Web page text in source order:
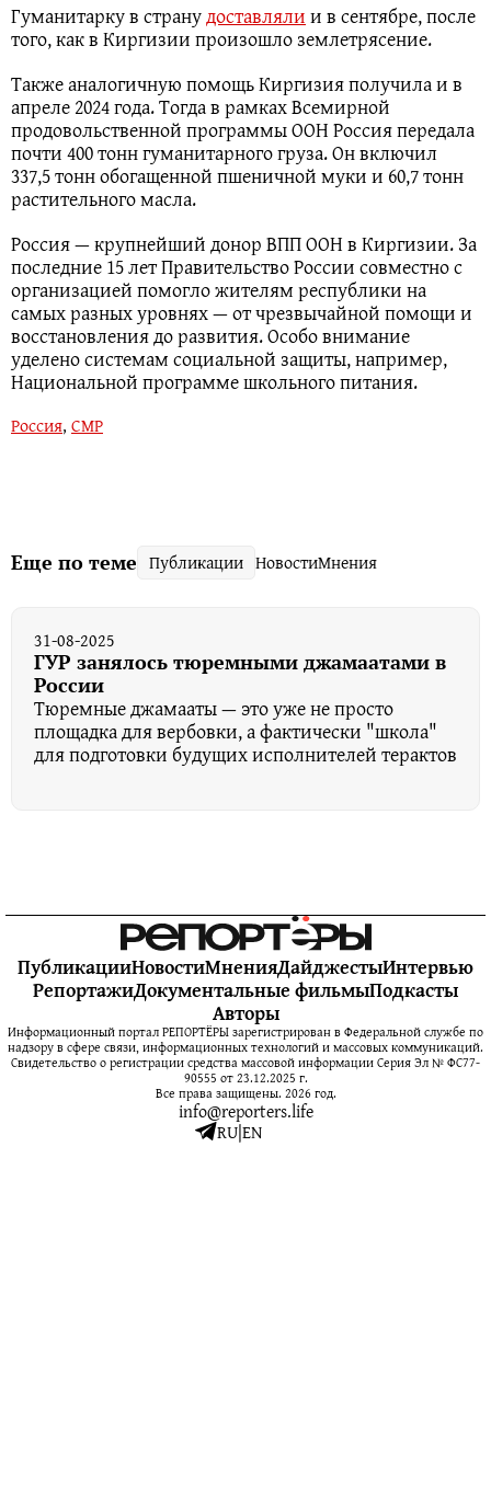
Гуманитарку в странудоставлялии в сентябре, после
того, как в Киргизии произошло землетрясение.
Также аналогичную помощь Киргизия получила и в
апреле 2024 года. Тогда в рамках Всемирной
продовольственной программы ООН Россия передала
почти 400 тонн гуманитарного груза. Он включил
337,5 тонн обогащенной пшеничной муки и 60,7 тонн
растительного масла.
Россия — крупнейший донор ВПП ООН в Киргизии. За
последние 15 лет Правительство России совместно с
организацией помогло жителям республики на
самых разных уровнях — от чрезвычайной помощи и
восстановления до развития. Особо внимание
уделено системам социальной защиты, например,
Национальной программе школьного питания.
Россия, СМР
Еще по теме Публикации НовостиМнения
31-08-2025
ГУР занялось тюремными джамаатами в
России
Тюремные джамааты — это уже не просто
площадка для вербовки, а фактически "школа"
для подготовки будущих исполнителей терактов
ПубликацииНовостиМненияДайджестыИнтервью
РепортажиДокументальные фильмыПодкасты
Авторы
Информационный портал РЕПОРТЁРЫ зарегистрирован в Федеральной службе по
надзору в сфере связи, информационных технологий и массовых коммуникаций.
Свидетельство о регистрации средства массовой информации Серия Эл № ФС77-
90555 от 23.12.2025 г.
Все права защищены. 2026 год.
info@reporters.life
RU|EN